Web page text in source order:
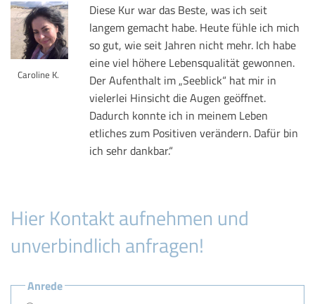
Caroline K.
Diese Kur war das Beste, was ich seit
langem gemacht habe. Heute fühle ich mich
so gut, wie seit Jahren nicht mehr. Ich habe
eine viel höhere Lebensqualität gewonnen.
Der Aufenthalt im „Seeblick“ hat mir in
vielerlei Hinsicht die Augen geöffnet.
Dadurch konnte ich in meinem Leben
etliches zum Positiven verändern. Dafür bin
ich sehr dankbar.“
Hier Kontakt aufnehmen und
unverbindlich anfragen!
Anrede